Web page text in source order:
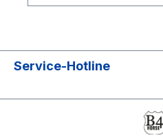
Service-Hotline